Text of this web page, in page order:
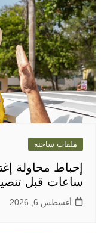
ملفات ساخنة
إحباط محاولة
ساعات قبل
أغسطس 6, 2026